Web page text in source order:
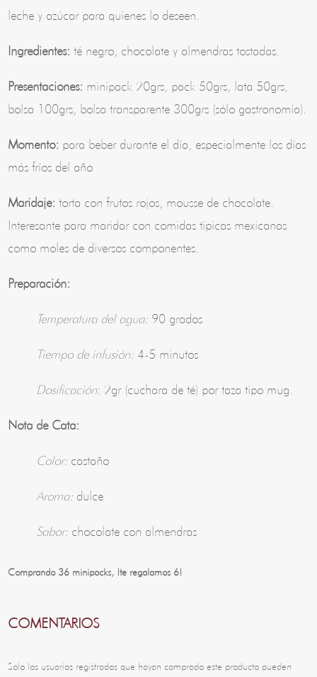
leche y azúcar para quienes lo deseen.
Ingredientes: té negro, chocolate y almendras tostadas.
Presentaciones: minipack 20grs, pack 50grs, lata 50grs,
bolsa 100grs, bolsa transparente 300grs (sólo gastronomía).
Momento: para beber durante el día, especialmente los días
más fríos del año
Maridaje: torta con frutos rojos, mousse de chocolate.
Interesante para maridar con comidas típicas mexicanas
como moles de diversos componentes.
Preparación:
Temperatura del agua: 90 grados
Tiempo de infusión: 4-5 minutos
Dosificación: 2gr (cuchara de té) por taza tipo mug.
Nota de Cata:
Color: castaño
Aroma: dulce
Sabor: chocolate con almendras
Comprando 36 minipacks, ¡te regalamos 6!
COMENTARIOS
Solo los usuarios registrados que hayan comprado este producto pueden